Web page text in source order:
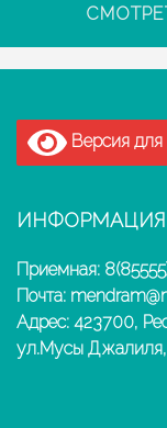
Версия
ИНФОРМАЦИЯ
Приемная:
Почта:
Адрес: 423700,
ул.Мусы